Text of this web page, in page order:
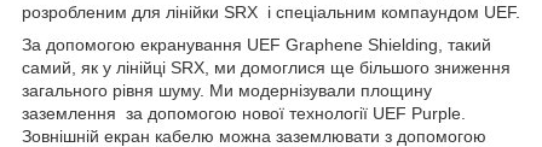
розробленим для лінійки SRX і спеціальним компаундом UEF.
За допомогою екранування UEF Graphene Shielding, такий
самий, як у лінійці SRX, ми домоглися ще більшого зниження
загального рівня шуму. Ми модернізували площину
заземлення за допомогою нової технології UEF Purple.
Зовнішній екран кабелю можна заземлювати з допомогою